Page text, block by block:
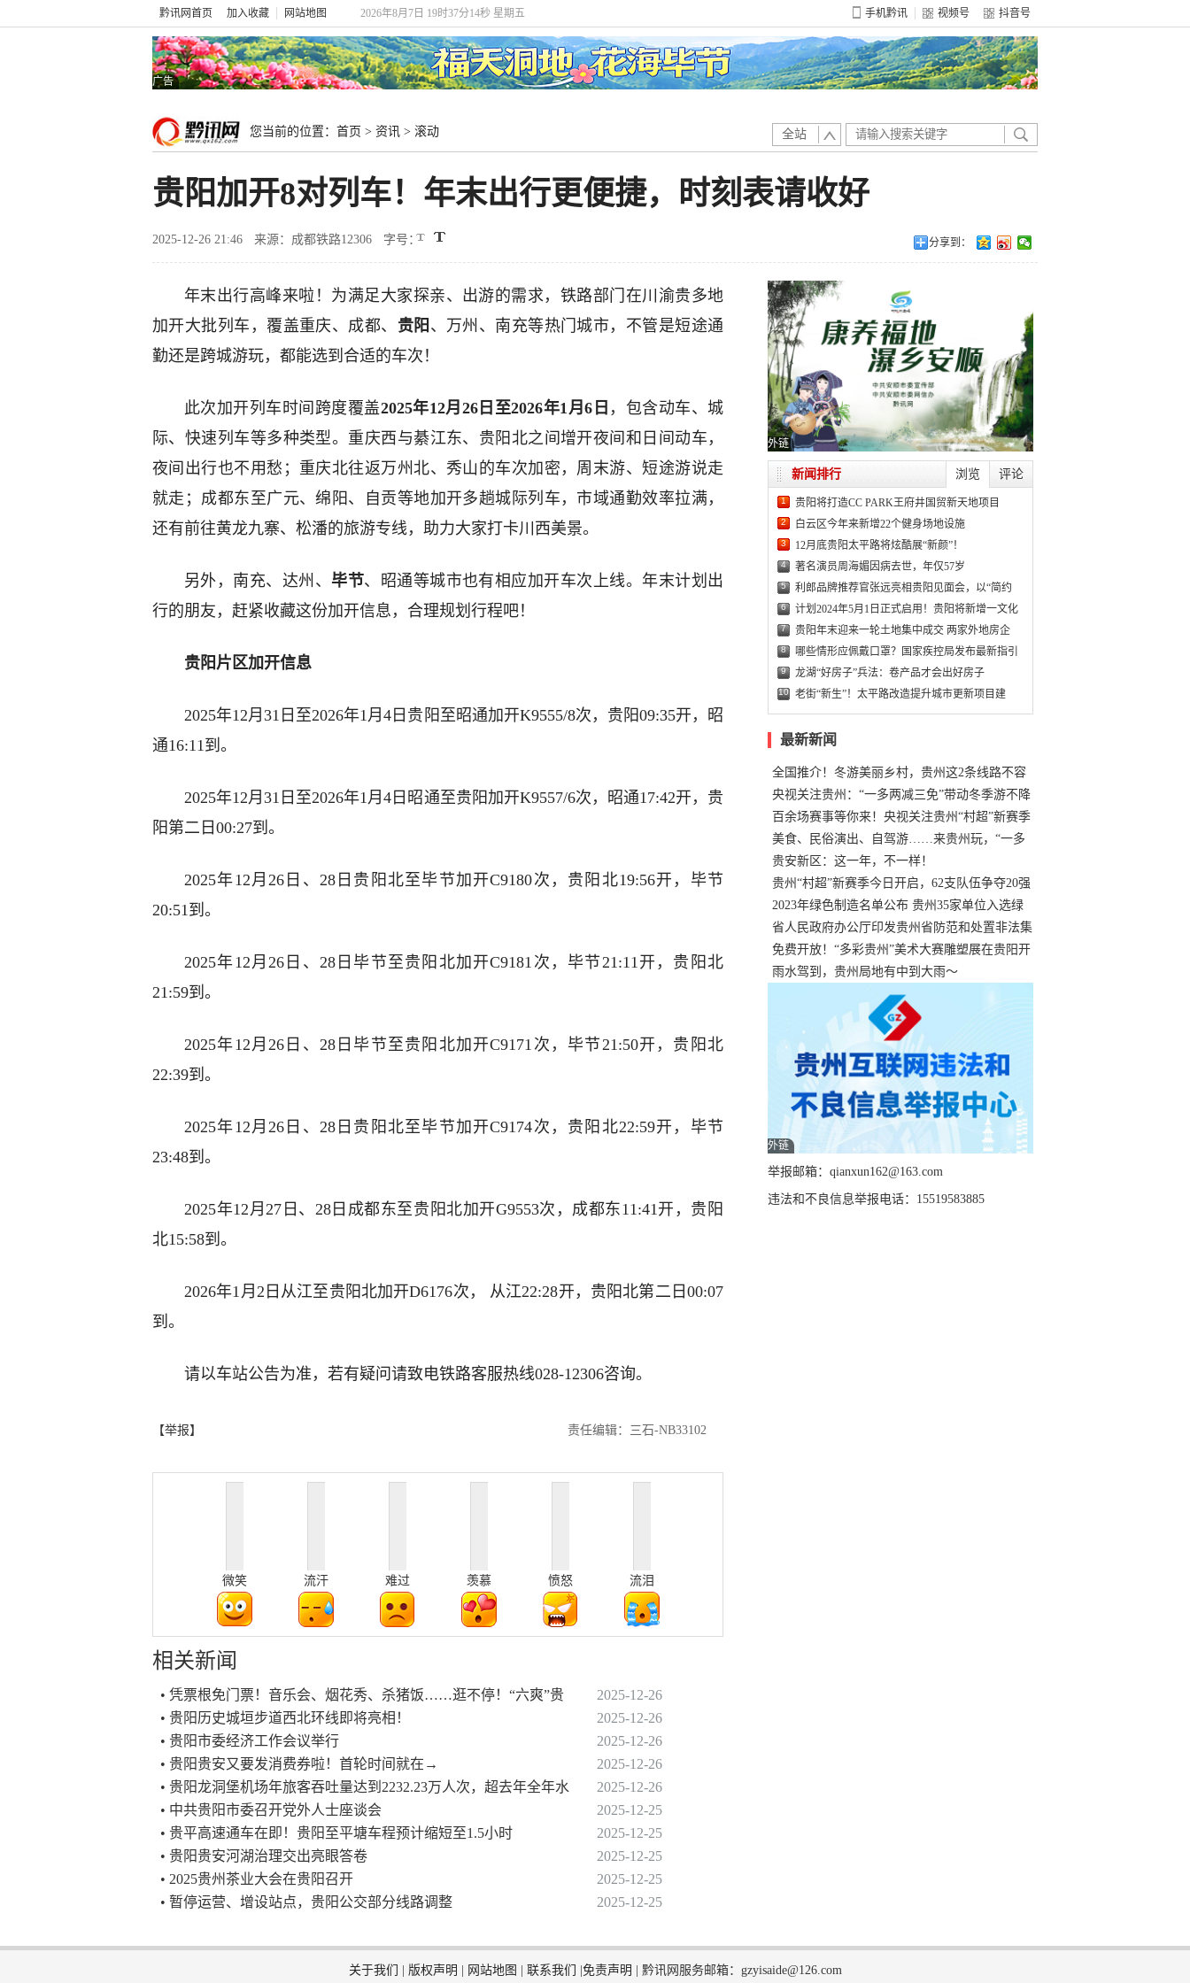
黔讯网首页 加入收藏 网站地图 2026年8月7日 19时37分15秒 星期五 手机黔讯 视频号 抖音号
广告
您当前的位置： 首页 > 资讯 > 滚动 全站
贵阳加开8对列车！年末出行更便捷，时刻表请收好
2025-12-26 21:46 来源：成都铁路12306 字号： 分享到：
年末出行高峰来啦！为满足大家探亲、出游的需求，铁路部门在川渝贵多地
加开大批列车，覆盖重庆、成都、 贵阳 、万州、南充等热门城市，不管是短途通
勤还是跨城游玩，都能选到合适的车次！
此次加开列车时间跨度覆盖2025年12月26日至2026年1月6日 ，包含动车、城
际、快速列车等多种类型。重庆西与綦江东、贵阳北之间增开夜间和日间动车，
夜间出行也不用愁；重庆北往返万州北、秀山的车次加密，周末游、短途游说走
就走；成都东至广元、绵阳、自贡等地加开多趟城际列车，市域通勤效率拉满，
还有前往黄龙九寨、松潘的旅游专线，助力大家打卡川西美景。
另外，南充、达州、 毕节、昭通等城市也有相应加开车次上线。年末计划出
行的朋友，赶紧收藏这份加开信息，合理规划行程吧！
贵阳片区加开信息
2025年12月31日至2026年1月4日贵阳至昭通加开K9555/8次，贵阳09:35开，昭
通16:11到。
2025年12月31日至2026年1月4日昭通至贵阳加开K9557/6次，昭通17:42开，贵
阳第二日00:27到。
2025年12月26日、28日贵阳北至毕节加开C9180次，贵阳北19:56开，毕节
20:51到。
2025年12月26日、28日毕节至贵阳北加开C9181次，毕节21:11开，贵阳北
21:59到。
2025年12月26日、28日毕节至贵阳北加开C9171次，毕节21:50开，贵阳北
22:39到。
2025年12月26日、28日贵阳北至毕节加开C9174次，贵阳北22:59开，毕节
23:48到。
2025年12月27日、28日成都东至贵阳北加开G9553次，成都东11:41开，贵阳
北15:58到。
2026年1月2日从江至贵阳北加开D6176次， 从江22:28开，贵阳北第二日00:07
到。
请以车站公告为准，若有疑问请致电铁路客服热线028-12306咨询。
【举报】 责任编辑：三石-NB33102
微笑 流汗 难过 羡慕 愤怒 流泪
相关新闻
• 凭票根免门票！音乐会、烟花秀、杀猪饭……逛不停！“六爽”贵
2025-12-26
• 贵阳历史城垣步道西北环线即将亮相！
2025-12-26
• 贵阳市委经济工作会议举行
2025-12-26
• 贵阳贵安又要发消费券啦！首轮时间就在→
2025-12-26
• 贵阳龙洞堡机场年旅客吞吐量达到2232.23万人次，超去年全年水
2025-12-26
• 中共贵阳市委召开党外人士座谈会
2025-12-25
• 贵平高速通车在即！贵阳至平塘车程预计缩短至1.5小时
2025-12-25
• 贵阳贵安河湖治理交出亮眼答卷
2025-12-25
• 2025贵州茶业大会在贵阳召开
2025-12-25
• 暂停运营、增设站点，贵阳公交部分线路调整
2025-12-25
外链
浏览 评论
新闻排行
1 贵阳将打造CC PARK王府井国贸新天地项目
2 白云区今年来新增22个健身场地设施
3 12月底贵阳太平路将炫酷展“新颜”！
4 著名演员周海媚因病去世，年仅57岁
5 利郎品牌推荐官张远亮相贵阳见面会，以“简约
6 计划2024年5月1日正式启用！贵阳将新增一文化
7 贵阳年末迎来一轮土地集中成交 两家外地房企
8 哪些情形应佩戴口罩？国家疾控局发布最新指引
9 龙湖“好房子”兵法：卷产品才会出好房子
10 老街“新生”！太平路改造提升城市更新项目建
最新新闻
全国推介！冬游美丽乡村，贵州这2条线路不容
错过
央视关注贵州：“一多两减三免”带动冬季游不降
温
百余场赛事等你来！央视关注贵州“村超”新赛季
正式“打响”
美食、民俗演出、自驾游……来贵州玩，“一多
两减三免”！
贵安新区：这一年，不一样！
贵州“村超”新赛季今日开启，62支队伍争夺20强
名额
2023年绿色制造名单公布 贵州35家单位入选绿
色工厂
省人民政府办公厅印发贵州省防范和处置非法集
资工作实施细则
免费开放！“多彩贵州”美术大赛雕塑展在贵阳开
展，持续至1月19日
雨水驾到，贵州局地有中到大雨～
外链
举报邮箱：qianxun162@163.com
违法和不良信息举报电话：15519583885
关于我们 版权声明 网站地图 联系我们 免责声明 黔讯网服务邮箱：gzyisaide@126.com